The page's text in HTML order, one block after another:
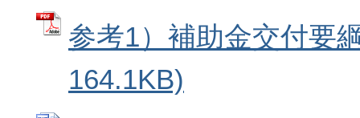
参考1）補助金交付要
164.1KB)